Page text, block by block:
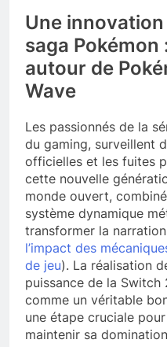
Une
saga
autour de
Wave
Les passionnés de la
du gaming, surveillent
officielles et les fuites
cette nouvelle
monde ouvert,
système dynamique
transformer la
l’impact des
de jeu). La réalisation
puissance de la
comme un véritable
une étape cruciale
maintenir sa